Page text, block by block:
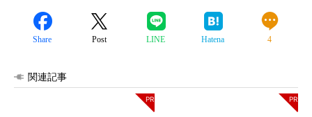
Share Post LINE Hatena 4
関連記事